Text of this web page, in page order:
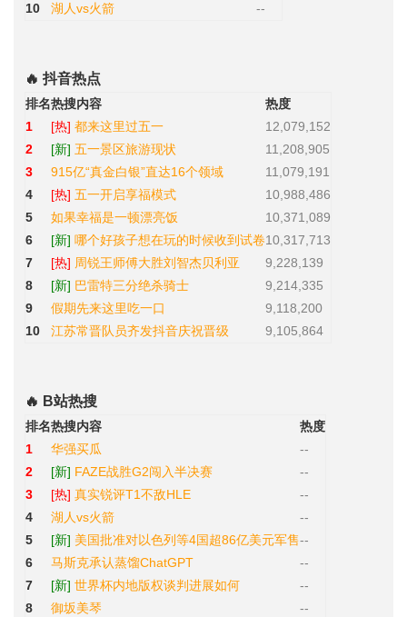
10
湖人vs火箭 --
🔥 抖音热点
排名热搜内容
热度
1
[热] 都来这里过五一
12,079,152
2
[新] 五一景区旅游现状
11,208,905
3
915亿“真金白银”直达16个领域
11,079,191
4
[热] 五一开启享福模式
10,988,486
5
如果幸福是一顿漂亮饭
10,371,089
6
[新] 哪个好孩子想在玩的时候收到试卷10,317,713
7
[热] 周锐王师傅大胜刘智杰贝利亚
9,228,139
8
[新] 巴雷特三分绝杀骑士
9,214,335
9
假期先来这里吃一口
9,118,200
10
江苏常晋队员齐发抖音庆祝晋级 9,105,864
🔥 B站热搜
排名热搜内容
热度
1
华强买瓜
--
2
[新] FAZE战胜G2闯入半决赛
--
3
[热] 真实锐评T1不敌HLE
--
4
湖人vs火箭
--
5
[新] 美国批准对以色列等4国超86亿美元军售--
6
马斯克承认蒸馏ChatGPT
--
7
[新] 世界杯内地版权谈判进展如何
--
8
御坂美琴
--